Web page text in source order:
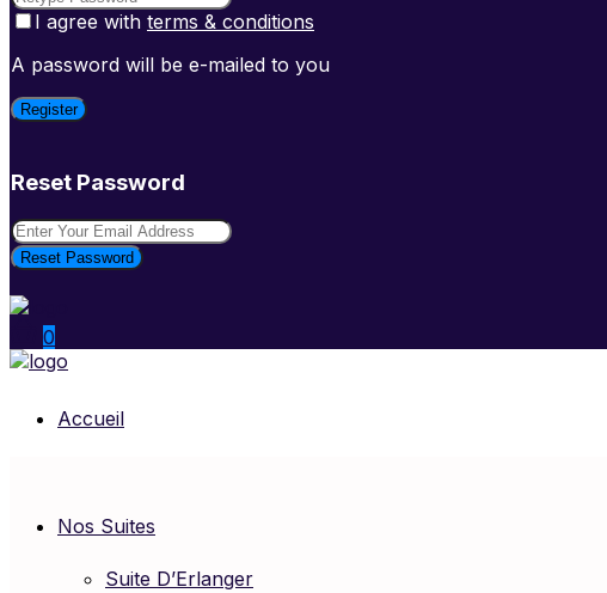
I agree with terms & conditions
A password will be e-mailed to you
Register
Reset Password
Reset Password
0
Accueil
Nos Suites
Suite D’Erlanger